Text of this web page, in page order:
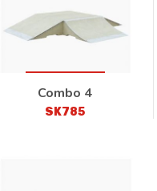
Combo 4
SK785